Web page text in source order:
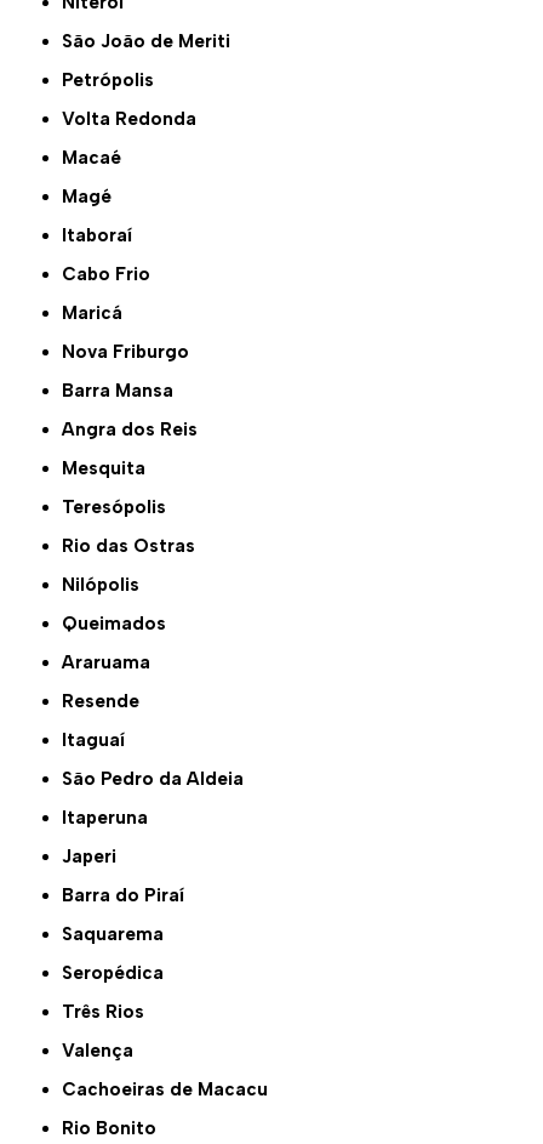
São João de Meriti
Petrópolis
Volta Redonda
Macaé
Magé
Itaboraí
Cabo Frio
Maricá
Nova Friburgo
Barra Mansa
Angra dos Reis
Mesquita
Teresópolis
Rio das Ostras
Nilópolis
Queimados
Araruama
Resende
Itaguaí
São Pedro da Aldeia
Itaperuna
Japeri
Barra do Piraí
Saquarema
Seropédica
Três Rios
Valença
Cachoeiras de Macacu
Rio Bonito